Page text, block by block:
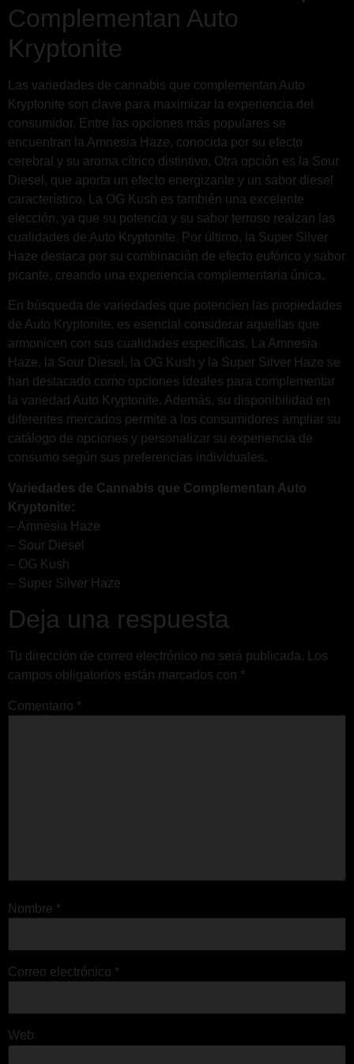
Complementan Auto
Kryptonite
Las variedades de cannabis que complementan Auto
Kryptonite son clave para maximizar la experiencia del
consumidor. Entre las opciones más populares se
encuentran la Amnesia Haze, conocida por su efecto
cerebral y su aroma cítrico distintivo. Otra opción es la Sour
Diesel, que aporta un efecto energizante y un sabor diesel
característico. La OG Kush es también una excelente
elección, ya que su potencia y su sabor terroso realzan las
cualidades de Auto Kryptonite. Por último, la Super Silver
Haze destaca por su combinación de efecto eufórico y sabor
picante, creando una experiencia complementaria única.
En búsqueda de variedades que potencien las propiedades
de Auto Kryptonite, es esencial considerar aquellas que
armonicen con sus cualidades específicas. La Amnesia
Haze, la Sour Diesel, la OG Kush y la Super Silver Haze se
han destacado como opciones ideales para complementar
la variedad Auto Kryptonite. Además, su disponibilidad en
diferentes mercados permite a los consumidores ampliar su
catálogo de opciones y personalizar su experiencia de
consumo según sus preferencias individuales.
Variedades de Cannabis que Complementan Auto
Kryptonite:
– Amnesia Haze
– Sour Diesel
– OG Kush
– Super Silver Haze
Deja una respuesta
Tu dirección de correo electrónico no será publicada.
Los
campos obligatorios están marcados con *
Comentario *
Nombre *
Correo electrónico *
Web